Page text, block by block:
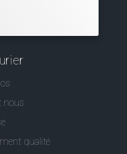
nous
qualité